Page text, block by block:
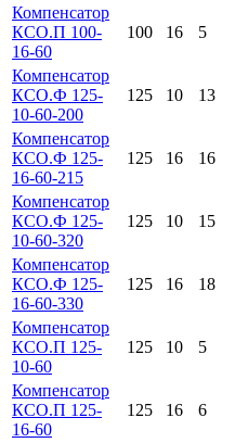
Компенсатор
КСО.П 100-
16-60
100 16 5
Компенсатор
КСО.Ф 125-
10-60-200
125 10 13
Компенсатор
КСО.Ф 125-
16-60-215
125 16 16
Компенсатор
КСО.Ф 125-
10-60-320
125 10 15
Компенсатор
КСО.Ф 125-
16-60-330
125 16 18
Компенсатор
КСО.П 125-
10-60
125 10 5
Компенсатор
КСО.П 125-
16-60
125 16 6